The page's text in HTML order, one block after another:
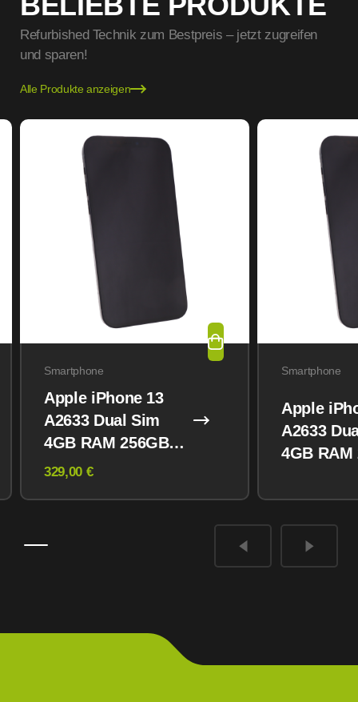
Refurbished Technik zum Bestpreis – jetzt zugreifen
und sparen!
Alle Produkte anzeigen
Smartphone
Apple iPhone 13
A2633 Dual Sim
4GB RAM 256GB
Midnight
329,00 €
Smartphone
Apple
A2633
4GB RAM